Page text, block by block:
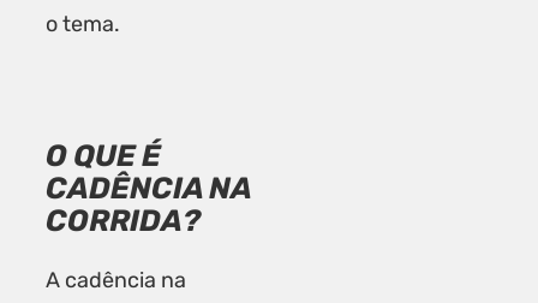
o tema.
O QUE É
CADÊNCIA NA
CORRIDA?
A cadência na